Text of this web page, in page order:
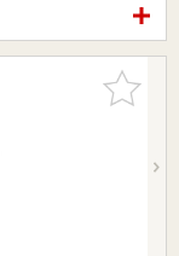
お気に入
りに追加